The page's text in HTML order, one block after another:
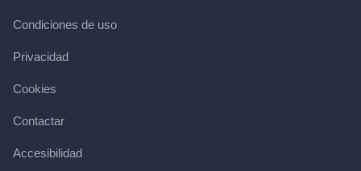
Condiciones de uso
Privacidad
Cookies
Contactar
Accesibilidad